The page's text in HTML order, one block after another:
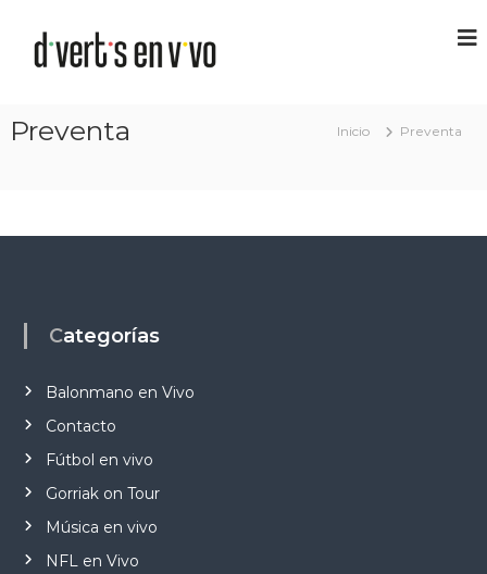
Preventa Inicio Preventa
Categorías
Balonmano en Vivo
Contacto
Fútbol en vivo
Gorriak on Tour
Música en vivo
NFL en Vivo